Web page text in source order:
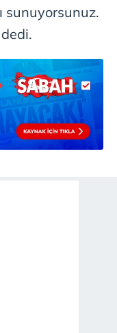
ve sitemizde
çerezlerle ilgili bilgi
sunuyorsunuz.